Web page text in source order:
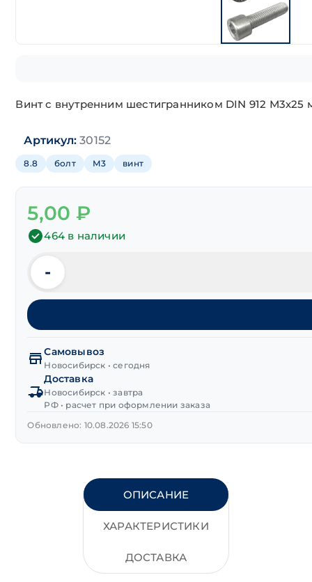
Винт с внутренним шестигранником DIN 912
Артикул: 30152
8.8 болт М3 винт
5,00₽
464 в наличии
Количество
товара
Винт
DIN 912
внутренним
шестигранником
8.8
М3х25 мм
цинк
с
-
Самовывоз
Новосибирск • сегодня
Доставка
Новосибирск • завтра
РФ • расчет при оформлении заказа
Обновлено: 10.08.2026 15:50
ОПИСАНИЕ
ХАРАКТЕРИСТИКИ
ДОСТАВКА